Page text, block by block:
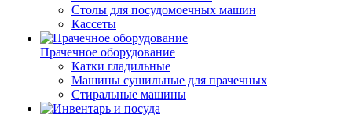
Столы для посудомоечных машин
Кассеты
Прачечное оборудование
Катки гладильные
Машины сушильные для прачечных
Стиральные машины